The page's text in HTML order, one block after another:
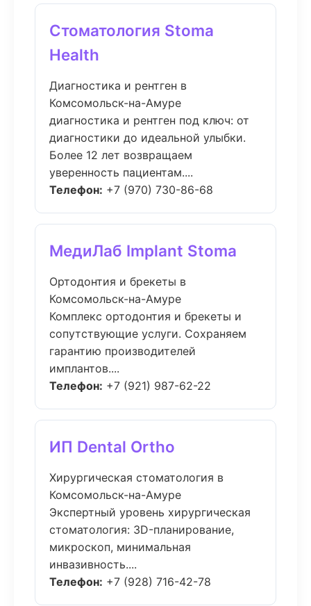
Стоматология Stoma
Health
Диагностика и рентген в
Комсомольск-на-Амуре
диагностика и рентген под ключ: от
диагностики до идеальной улыбки.
Более 12 лет возвращаем
уверенность пациентам....
Телефон: +7 (970) 730-86-68
МедиЛаб Implant Stoma
Ортодонтия и брекеты в
Комсомольск-на-Амуре
Комплекс ортодонтия и брекеты и
сопутствующие услуги. Сохраняем
гарантию производителей
имплантов....
Телефон: +7 (921) 987-62-22
ИП Dental Ortho
Хирургическая стоматология в
Комсомольск-на-Амуре
Экспертный уровень хирургическая
стоматология: 3D-планирование,
микроскоп, минимальная
инвазивность....
Телефон: +7 (928) 716-42-78